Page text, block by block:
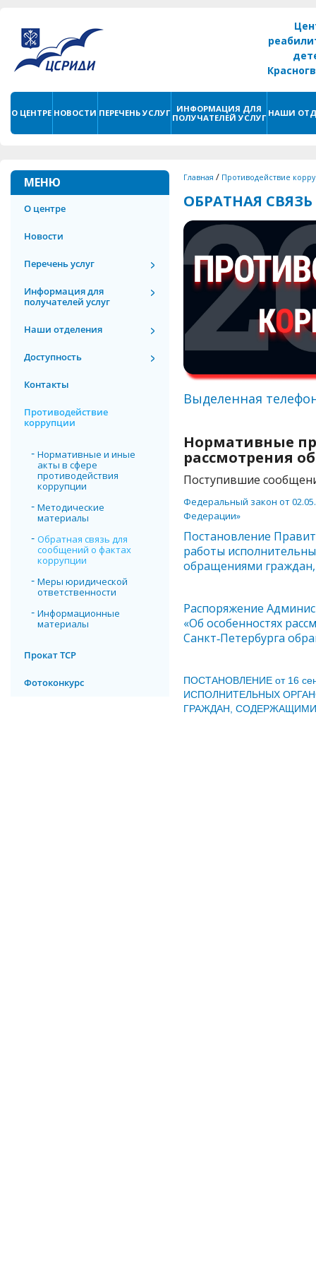
О ЦЕНТРЕ НОВОСТИ ПЕРЕЧЕНЬ УСЛУГ
ИНФОРМАЦИЯ ДЛЯ
ПОЛУЧАТЕЛЕЙ УСЛУГ НАШИ
МЕНЮ
О центре
Новости
Перечень услуг
Информация для
получателей услуг
Наши отделения
Доступность
Контакты
Противодействие
коррупции
Нормативные и иные
акты в сфере
противодействия
коррупции
Методические
материалы
Обратная связь для
сообщений о фактах
коррупции
Меры юридической
ответственности
Информационные
материалы
Прокат ТСР
Фотоконкурс
Главная / Противодействие
ОБРАТНАЯ
Выделенная
Нормативные
рассмотрения
Поступившие
Федеральный закон от
Федерации»
Постановление
работы
обращениями
Распоряжение
«Об особенностях
Санкт‑Петербурга
ПОСТАНОВЛЕНИЕ от 16
ИСПОЛНИТЕЛЬНЫХ
ГРАЖДАН,